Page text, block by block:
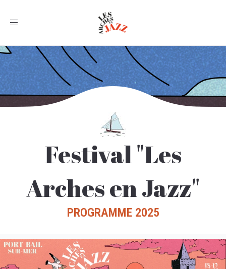
Toggle
Festival "Les
Arches en Jazz"
PROGRAMME 2025